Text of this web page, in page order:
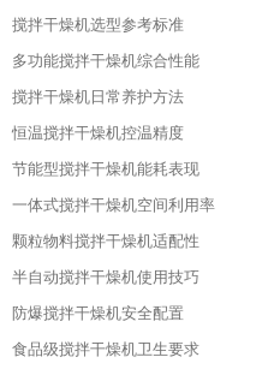
搅拌干燥机选型参考标准
多功能搅拌干燥机综合性能
搅拌干燥机日常养护方法
恒温搅拌干燥机控温精度
节能型搅拌干燥机能耗表现
一体式搅拌干燥机空间利用率
颗粒物料搅拌干燥机适配性
半自动搅拌干燥机使用技巧
防爆搅拌干燥机安全配置
食品级搅拌干燥机卫生要求